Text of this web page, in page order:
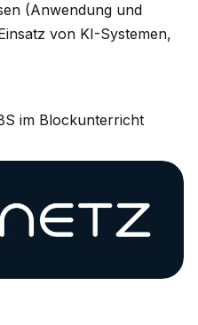
(Anwendung und
von KI-Systemen,
im Blockunterricht